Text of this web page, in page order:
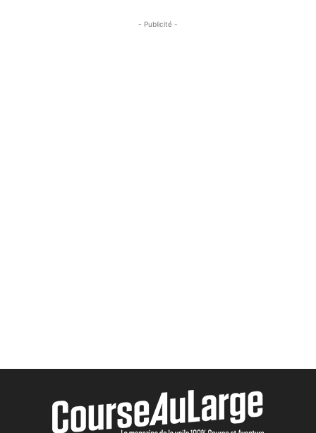
- Publicité -